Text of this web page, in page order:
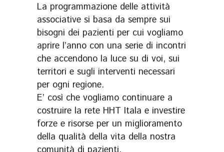
La programmazione delle attività
associative si basa da sempre sui
bisogni dei pazienti per cui vogliamo
aprire l’anno con una serie di incontri
che accendono la luce su di voi, sui
territori e sugli interventi necessari
per ogni regione.
E’ così che vogliamo continuare a
costruire la rete HHT Itala e investire
forze e risorse per un miglioramento
della qualità della vita della nostra